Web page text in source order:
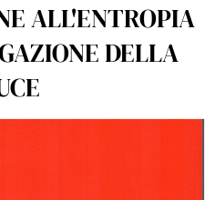
ALL'ENTROPIA
DELLA